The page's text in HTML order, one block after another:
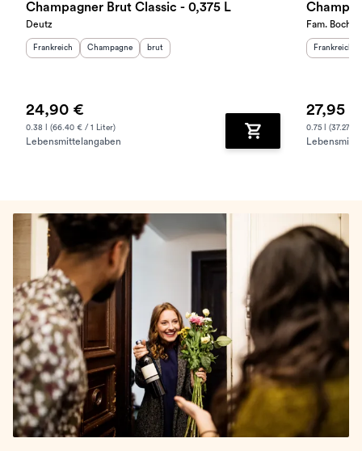
Champagner Brut Classic - 0,375 L
Deutz
Herkunftsland
Frankreich Herkunftsregion :
Champagne Geschmack
brut
24,90 €
0.38 l (66.40 € / 1 Liter)
Lebensmittelangaben Zum Warenkorb
Fam.
Frankreich
27,95 €
0.75 l (37.27 €